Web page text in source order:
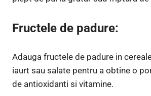
Fructele de padure:
Adauga fructele de padure in
iaurt sau salate pentru a obtine o
de antioxidanti si vitamine.